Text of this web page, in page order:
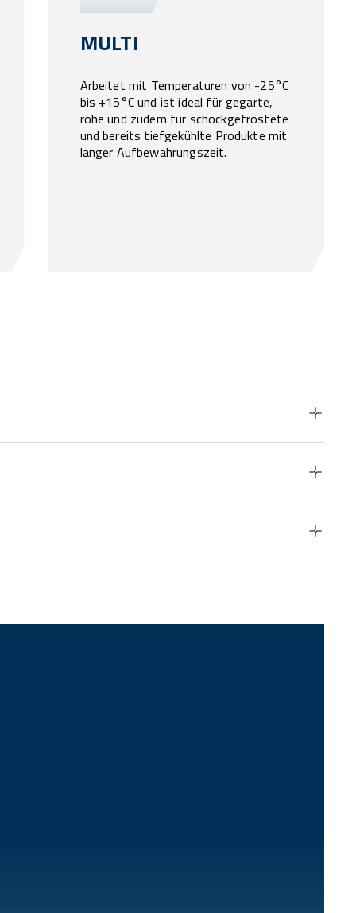
MULTI
Arbeitet mit Temperaturen von -25°C
bis +15°C und ist ideal für gegarte,
rohe und zudem für schockgefrostete
und bereits tiefgekühlte Produkte mit
langer Aufbewahrungszeit.